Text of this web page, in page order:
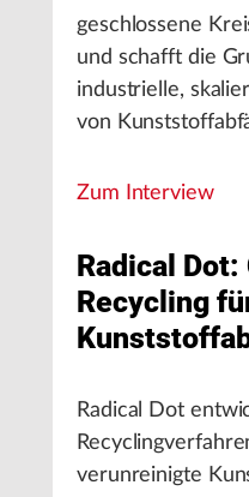
geschlossene
und schafft die
industrielle,
von
Zum Interview
Radical
Recycling
Radical Dot
verunreinigte